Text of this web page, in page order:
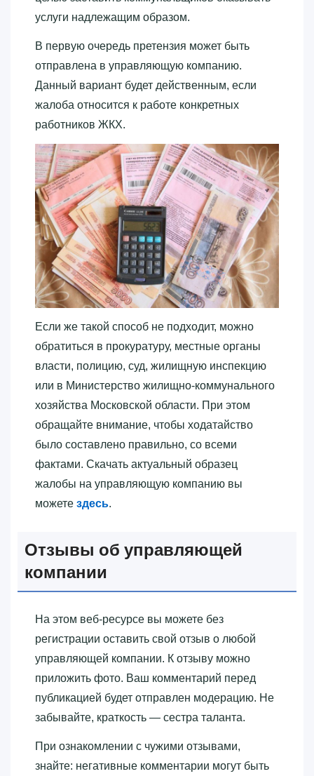
услуги надлежащим образом.
В первую очередь претензия может быть
отправлена в управляющую компанию.
Данный вариант будет действенным, если
жалоба относится к работе конкретных
работников ЖКХ.
Если же такой способ не подходит, можно
обратиться в прокуратуру, местные органы
власти, полицию, суд, жилищную инспекцию
или в Министерство жилищно-коммунального
хозяйства Московской области. При этом
обращайте внимание, чтобы ходатайство
было составлено правильно, со всеми
фактами. Скачать актуальный образец
жалобы на управляющую компанию вы
можете здесь.
Отзывы об управляющей
компании
На этом веб-ресурсе вы можете без
регистрации оставить свой отзыв о любой
управляющей компании. К отзыву можно
приложить фото. Ваш комментарий перед
публикацией будет отправлен модерацию. Не
забывайте, краткость — сестра таланта.
При ознакомлении с чужими отзывами,
знайте: негативные комментарии могут быть